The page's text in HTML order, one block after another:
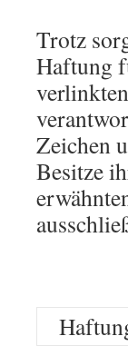
Trotz
Haftung
Zeichen
Besitze